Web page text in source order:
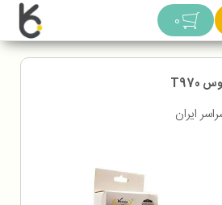
0
ایران